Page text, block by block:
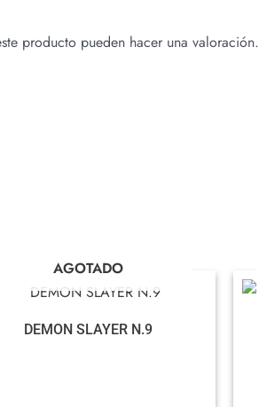
producto pueden hacer una valoración.
AGOTADO
DEMON SLAYER N.9